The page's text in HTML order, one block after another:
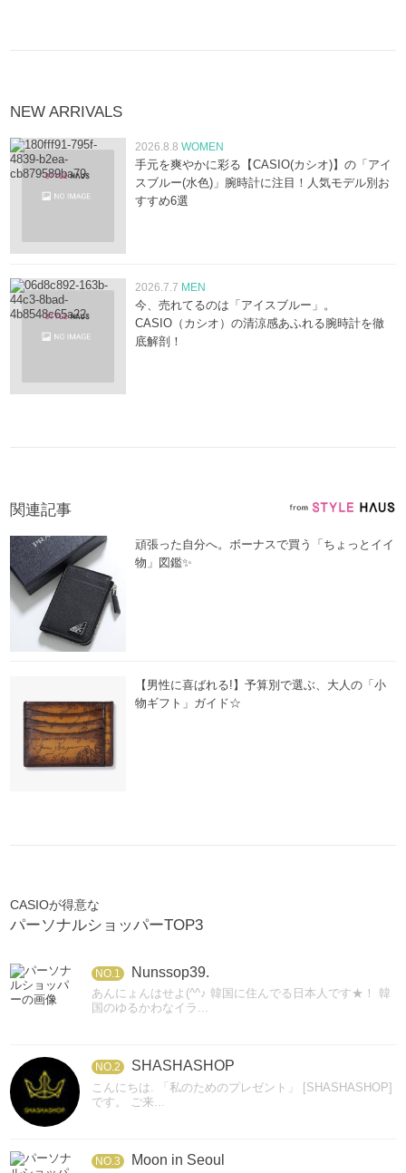
NEW ARRIVALS
2026.8.8 WOMEN
手元を爽やかに彩る【CASIO(カシオ)】の「アイ
スブルー(水色)」腕時計に注目！人気モデル別お
すすめ6選
2026.7.7 MEN
今、売れてるのは「アイスブルー」。
CASIO（カシオ）の清涼感あふれる腕時計を徹
底解剖！
関連記事
頑張った自分へ。ボーナスで買う「ちょっとイイ
物」図鑑✨
【男性に喜ばれる!】予算別で選ぶ、大人の「小
物ギフト」ガイド☆
CASIOが得意な
パーソナルショッパーTOP3
NO.1 Nunssop39.
あんにょんはせよ(^^♪ 韓国に住んでる日本人です★！ 韓
国のゆるかわなイラ...
NO.2 SHASHASHOP
こんにちは. 「私のためのプレゼント」 [SHASHASHOP]
です。 ご来...
NO.3 Moon in Seoul